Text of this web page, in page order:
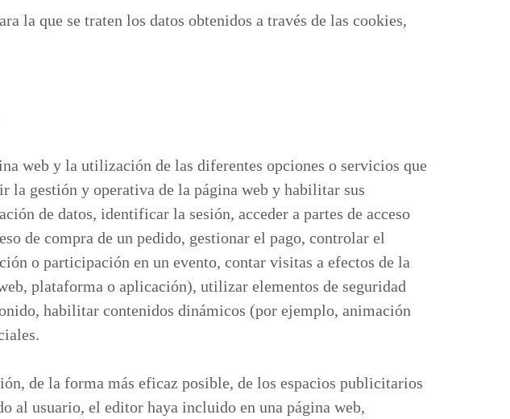
la que se traten los datos obtenidos a través de las cookies,
web y la utilización de las diferentes opciones o servicios que
la gestión y operativa de la página web y habilitar sus
de datos, identificar la sesión, acceder a partes de acceso
de compra de un pedido, gestionar el pago, controlar el
o participación en un evento, contar visitas a efectos de la
plataforma o aplicación), utilizar elementos de seguridad
habilitar contenidos dinámicos (por ejemplo, animación
de la forma más eficaz posible, de los espacios publicitarios
al usuario, el editor haya incluido en una página web,